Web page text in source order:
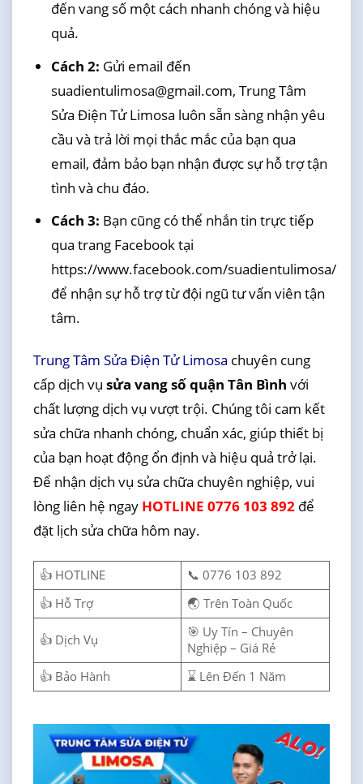
đến vang số một cách nhanh chóng và hiệu
quả.
Cách 2: Gửi email đến
suadientulimosa@gmail.com, Trung Tâm
Sửa Điện Tử Limosa luôn sẵn sàng nhận yêu
cầu và trả lời mọi thắc mắc của bạn qua
email, đảm bảo bạn nhận được sự hỗ trợ tận
tình và chu đáo.
Cách 3: Bạn cũng có thể nhắn tin trực tiếp
qua trang Facebook tại
https://www.facebook.com/suadientulimosa/
để nhận sự hỗ trợ từ đội ngũ tư vấn viên tận
tâm.
Trung Tâm Sửa Điện Tử Limosa chuyên cung
cấp dịch vụ sửa vang số quận Tân Bình với
chất lượng dịch vụ vượt trội. Chúng tôi cam kết
sửa chữa nhanh chóng, chuẩn xác, giúp thiết bị
của bạn hoạt động ổn định và hiệu quả trở lại.
Để nhận dịch vụ sửa chữa chuyên nghiệp, vui
lòng liên hệ ngay HOTLINE 0776 103 892để
đặt lịch sửa chữa hôm nay.
👍 HOTLINE
📞 0776 103 892
👍 Hỗ Trợ
🌏 Trên Toàn Quốc
👍 Dịch Vụ
🎯 Uy Tín – Chuyên
Nghiệp – Giá Rẻ
👍 Bảo Hành
⌛ Lên Đến 1 Năm